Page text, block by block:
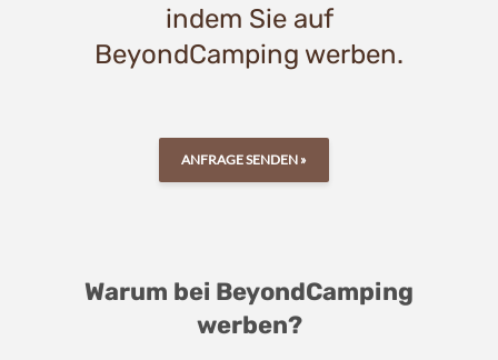
indem Sie auf
BeyondCamping werben.
ANFRAGE SENDEN »
Warum bei BeyondCamping
werben?